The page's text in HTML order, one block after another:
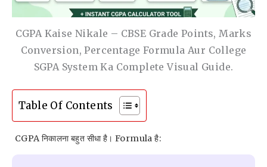
CGPA Kaise Nikale – CBSE Grade Points, Marks
Conversion, Percentage Formula Aur College
SGPA System Ka Complete Visual Guide.
Table Of Contents
CGPA निकालना बहुत सीधा है। Formula है: